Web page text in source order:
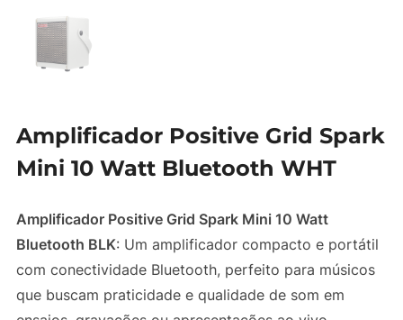
Amplificador Positive Grid Spark
Mini 10 Watt Bluetooth WHT
Amplificador Positive Grid Spark Mini 10 Watt
Bluetooth BLK: Um amplificador compacto e portátil
com conectividade Bluetooth, perfeito para músicos
que buscam praticidade e qualidade de som em